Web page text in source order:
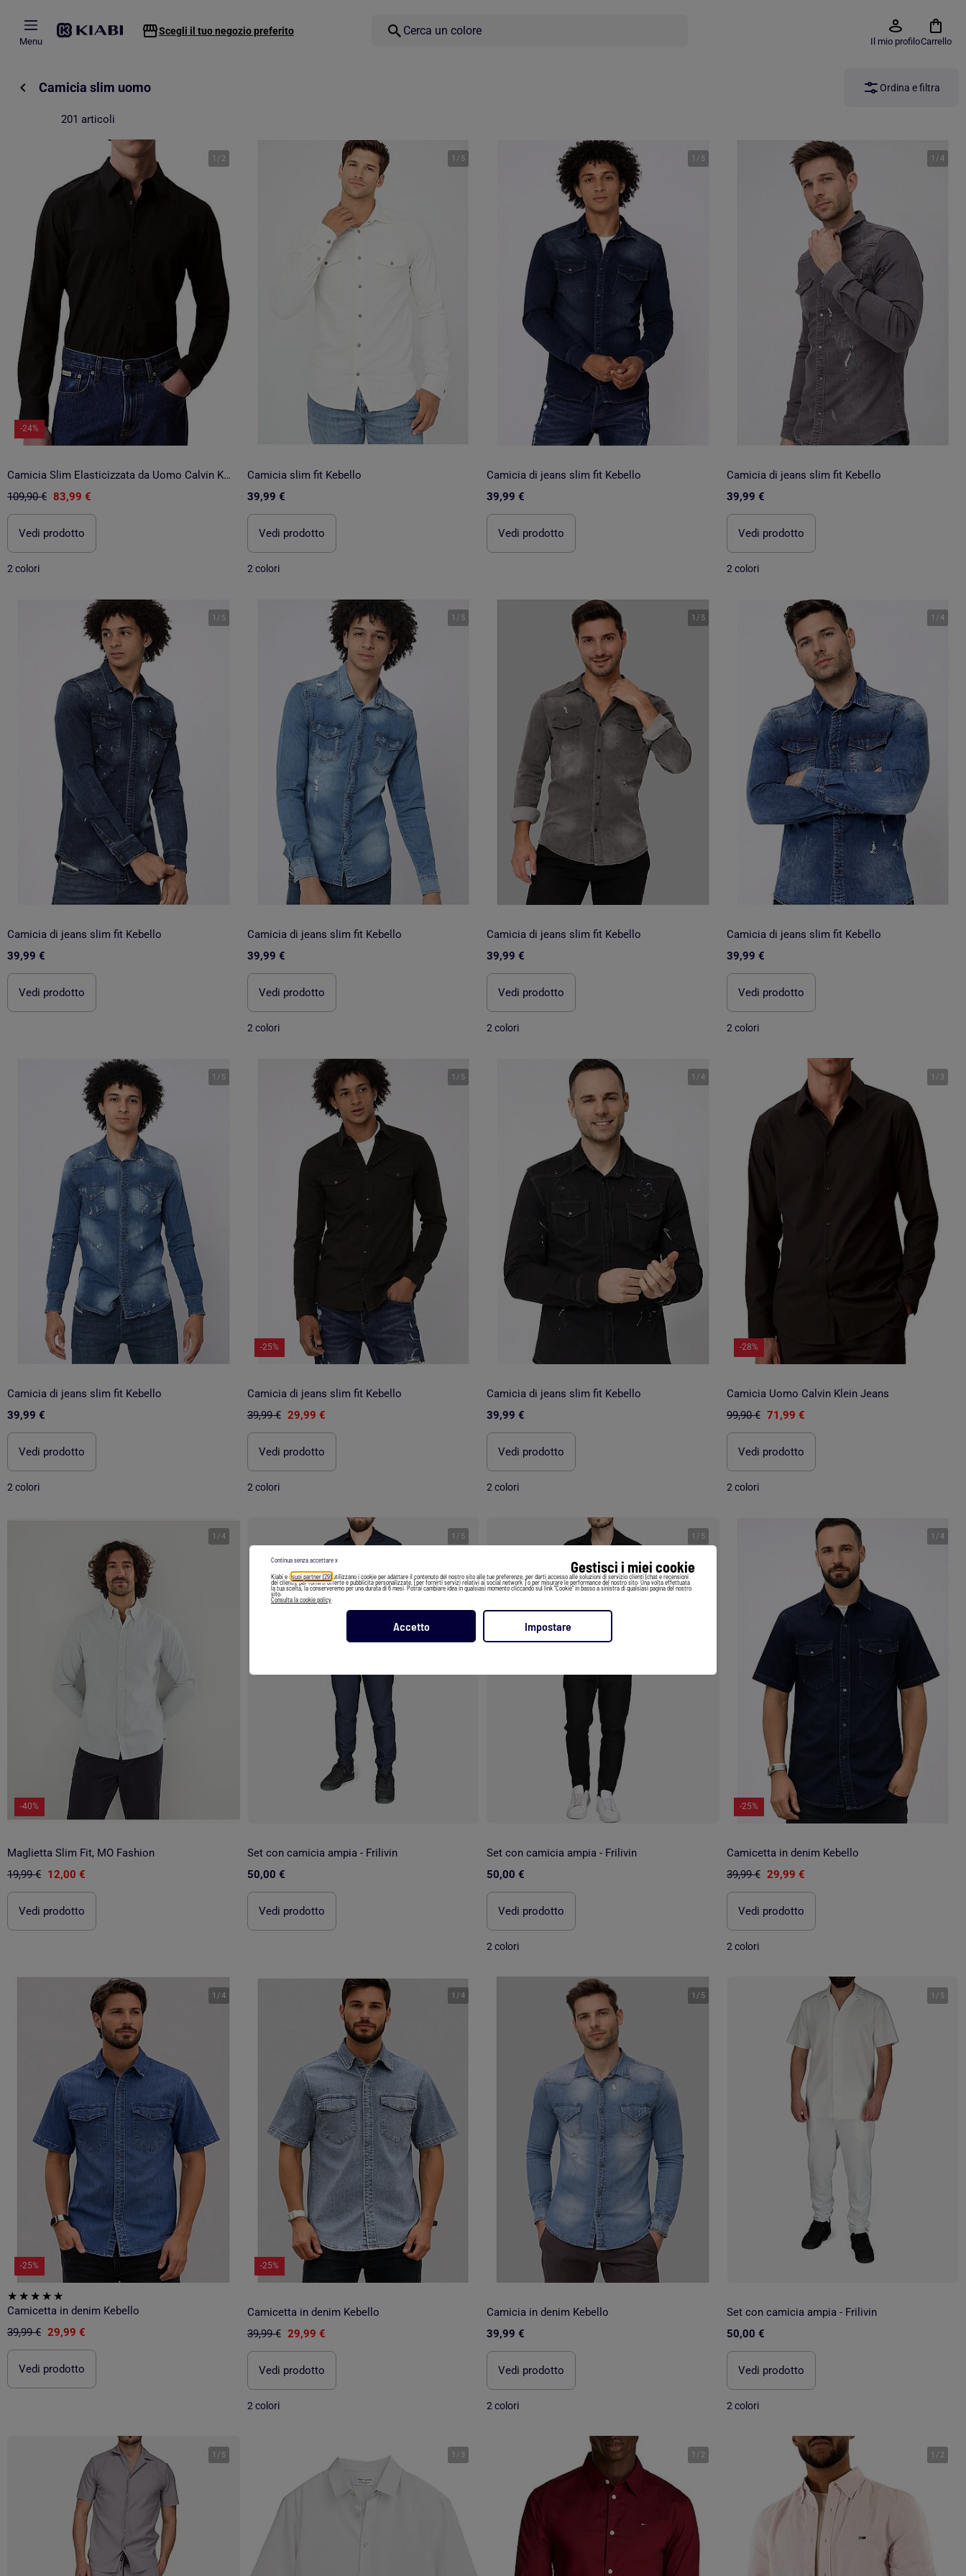
Gestisci i miei cookie
Kiabi e i suoi partner (29) utilizzano i cookie per adattare il contenuto del nostro sito alle tue preferenze, per darti accesso alle soluzioni di servizio clienti (chat e recensioni
dei clienti), per fornirti offerte e pubblicità personalizzate, [per fornirti servizi relativi ai social network ] o per misurare le performance del nostro sito. Una volta effettuata
la tua scelta, la conserveremo per una durata di 6 mesi. Potrai cambiare idea in qualsiasi momento cliccando sul link "Cookie" in basso a sinistra di qualsiasi pagina del nostro
sito.
Consulta la cookie policy
Accetto Impostare
Continua senza accettare x
Menu
Scegli il tuo negozio preferito
Il mio profiloCarrello
Camicia slim uomo Ordina e filtra
201 articoli
1 / 2
-24%
Camicia Slim Elasticizzata da Uomo Calvin Klein Jeans Tech
109,90 € 83,99 €
Vedi prodotto
2 colori
1 / 5
Camicia slim fit Kebello
39,99 €
Vedi prodotto
2 colori
1 / 5
Camicia di jeans slim fit Kebello
39,99 €
Vedi prodotto
1 /4
Camicia di jeans slim fit Kebello
39,99 €
Vedi prodotto
2 colori
1 / 5
Camicia di jeans slim fit Kebello
39,99 €
Vedi prodotto
1 / 5
Camicia di jeans slim fit Kebello
39,99 €
Vedi prodotto
2 colori
1 / 5
Camicia di jeans slim fit Kebello
39,99 €
Vedi prodotto
2 colori
1 /4
Camicia di jeans slim fit Kebello
39,99 €
Vedi prodotto
2 colori
1 / 5
Camicia di jeans slim fit Kebello
39,99 €
Vedi prodotto
2 colori
1 / 5
-25%
Camicia di jeans slim fit Kebello
39,99 € 29,99 €
Vedi prodotto
2 colori
1 /4
Camicia di jeans slim fit Kebello
39,99 €
Vedi prodotto
2 colori
1 / 3
-28%
Camicia Uomo Calvin Klein Jeans
99,90 € 71,99 €
Vedi prodotto
2 colori
1 /4
-40%
Maglietta Slim Fit, MO Fashion
19,99 € 12,00 €
Vedi prodotto
1 / 5
Set con camicia ampia - Frilivin
50,00 €
Vedi prodotto
1 / 5
Set con camicia ampia - Frilivin
50,00 €
Vedi prodotto
2 colori
1 /4
-25%
Camicetta in denim Kebello
39,99 € 29,99 €
Vedi prodotto
2 colori
1 /4
-25%
Camicetta in denim Kebello
39,99 € 29,99 €
Vedi prodotto
1 /4
-25%
Camicetta in denim Kebello
39,99 € 29,99 €
Vedi prodotto
2 colori
1 / 5
Camicia in denim Kebello
39,99 €
Vedi prodotto
2 colori
1 / 5
Set con camicia ampia - Frilivin
50,00 €
Vedi prodotto
2 colori
1 / 5 1 / 3 1 / 2 1 / 2